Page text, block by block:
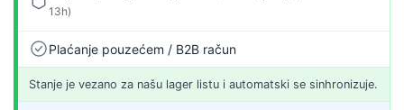
13h)
Plaćanje pouzećem / B2B račun
Stanje je vezano za našu lager listu i automatski se sinhronizuje.